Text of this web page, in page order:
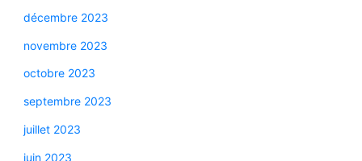
décembre 2023
novembre 2023
octobre 2023
septembre 2023
juillet 2023
juin 2023